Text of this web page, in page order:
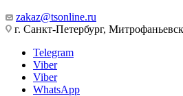
zakaz@tsonline.ru
г. Санкт-Петербург,
Telegram
Viber
Viber
WhatsApp